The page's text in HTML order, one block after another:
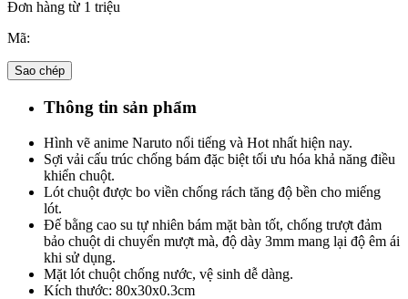
Đơn hàng từ 1 triệu
Mã:
Sao chép
Thông tin sản phẩm
Hình vẽ anime Naruto nổi tiếng và Hot nhất hiện nay.
Sợi vải cấu trúc chống bám đặc biệt tối ưu hóa khả năng điều
khiển chuột.
Lót chuột được bo viền chống rách tăng độ bền cho miếng
lót.
Đế bằng cao su tự nhiên bám mặt bàn tốt, chống trượt đảm
bảo chuột di chuyển mượt mà, độ dày 3mm mang lại độ êm ái
khi sử dụng.
Mặt lót chuột chống nước, vệ sinh dễ dàng.
Kích thước: 80x30x0.3cm